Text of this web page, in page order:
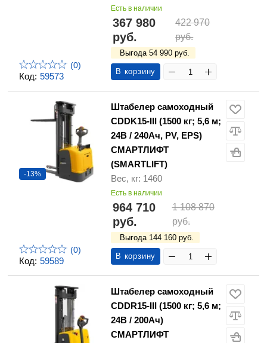
Код: 59573
(0)
Есть в наличии
367 980
руб.
422 970
руб.
Выгода 54 990 руб.
В корзину
Код: 59589
-13%
(0)
Штабелер самоходный
CDDK15-III (1500 кг; 5,6 м;
24В / 240Ач, PV, EPS)
СМАРТЛИФТ
(SMARTLIFT)
Вес, кг: 1460
Есть в наличии
964 710
руб.
1 108 870
руб.
Выгода 144 160 руб.
В корзину
Штабелер самоходный
CDDR15-III (1500 кг; 5,6 м;
24В / 200Ач)
СМАРТЛИФТ